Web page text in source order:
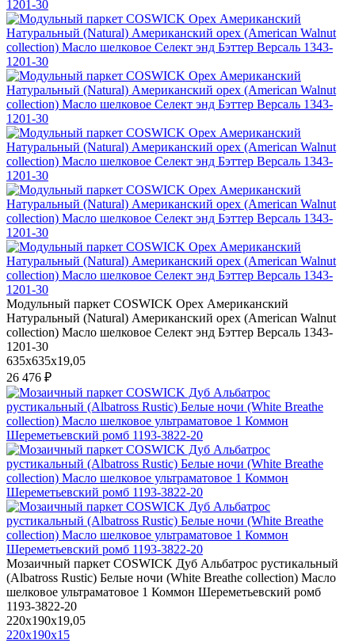
Модульный паркет COSWICK Орех Американский
Натуральный (Natural) Американский орех (American Walnut
collection) Масло шелковое Селект энд Бэттер Версаль 1343-
1201-30
635x635x19,05
26 476 ₽
Мозаичный паркет COSWICK Дуб Альбатрос рустикальный
(Albatross Rustic) Белые ночи (White Breathe collection) Масло
шелковое ультраматовое 1 Коммон Шереметьевский ромб
1193-3822-20
220x190x19,05
220x190x15